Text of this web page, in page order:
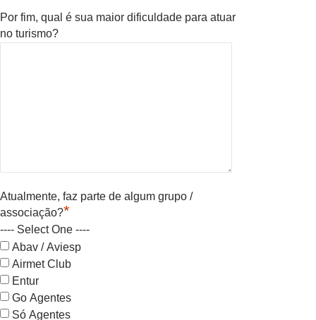
Por fim, qual é sua maior dificuldade para atuar
no turismo?
Atualmente, faz parte de algum grupo /
associação?*
---- Select One ----
Abav / Aviesp
Airmet Club
Entur
Go Agentes
Só Agentes